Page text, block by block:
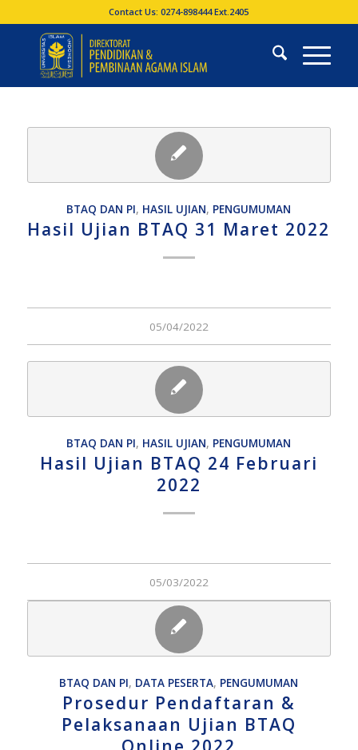
Contact Us: 0274-898444 Ext.2405
BTAQ DAN PI, HASIL UJIAN, PENGUMUMAN
Hasil Ujian BTAQ 31 Maret 2022
05/04/2022
BTAQ DAN PI, HASIL UJIAN, PENGUMUMAN
Hasil Ujian BTAQ 24 Februari
2022
05/03/2022
BTAQ DAN PI, DATA PESERTA, PENGUMUMAN
Prosedur Pendaftaran &
Pelaksanaan Ujian BTAQ